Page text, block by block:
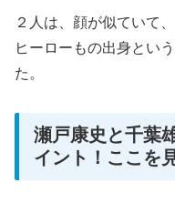
２人は、顔が似ていて
ヒーローもの出身とい
た。
瀬戸康史と千葉
イント！ここを